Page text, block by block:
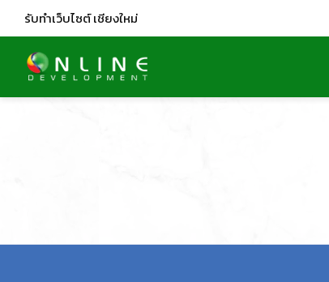
รับทำเว็บไซต์เชียงใหม่